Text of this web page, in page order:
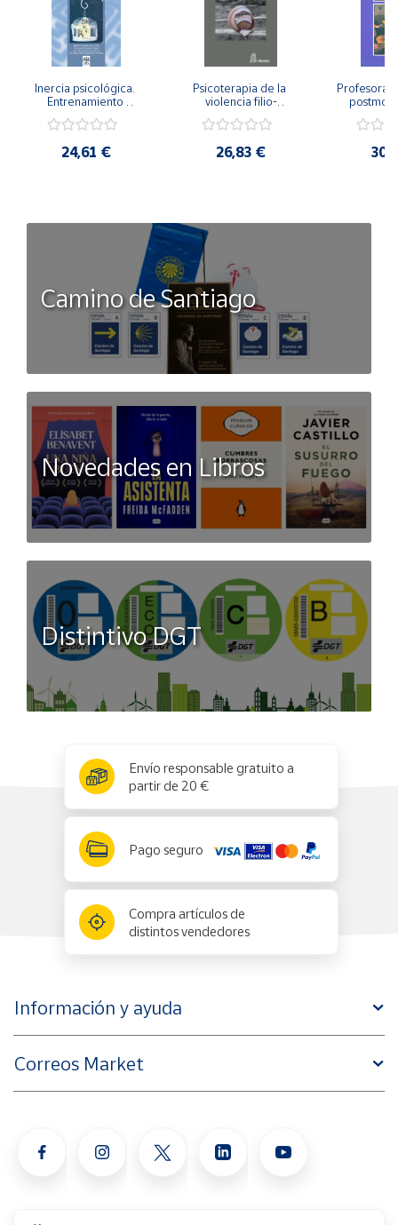
Inercia psicológica.
Entrenamiento
Igualdad de Género.
24,61 €
Psicoterapia de la
violencia filio-
secreto y la
26,83 €
Camino de Santiago
Novedades en Libros
Distintivo DGT
Envío responsable gratuito a
partir de 20 €
Pago seguro
Compra artículos de
distintos vendedores
Información y ayuda
Correos Market